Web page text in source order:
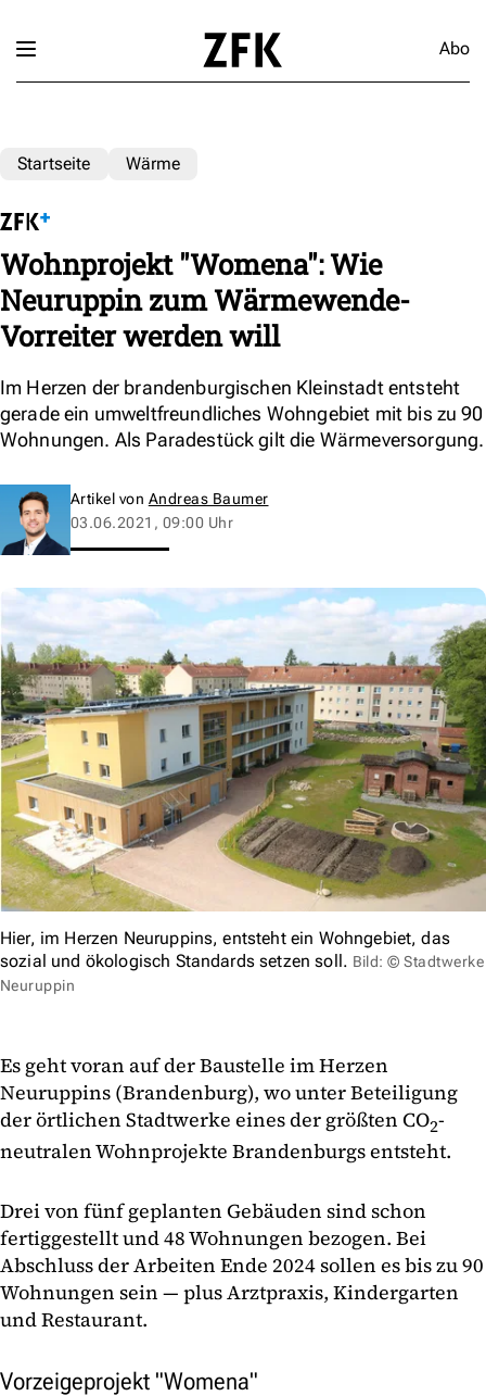
Abo
Startseite Wärme
Wohnprojekt "Womena": Wie
Neuruppin zum Wärmewende-
Vorreiter werden will
Im Herzen der brandenburgischen Kleinstadt entsteht
gerade ein umweltfreundliches Wohngebiet mit bis zu 90
Wohnungen. Als Paradestück gilt die Wärmeversorgung.
Artikel von Andreas Baumer
03.06.2021, 09:00 Uhr
Hier, im Herzen Neuruppins, entsteht ein Wohngebiet, das
sozial und ökologisch Standards setzen soll. Bild: © Stadtwerke
Neuruppin
Es geht voran auf der Baustelle im Herzen
Neuruppins (Brandenburg), wo unter Beteiligung
der örtlichen Stadtwerke eines der größten CO2-
neutralen Wohnprojekte Brandenburgs entsteht.
Drei von fünf geplanten Gebäuden sind schon
fertiggestellt und 48 Wohnungen bezogen. Bei
Abschluss der Arbeiten Ende 2024 sollen es bis zu 90
Wohnungen sein — plus Arztpraxis, Kindergarten
und Restaurant.
Vorzeigeprojekt "Womena"